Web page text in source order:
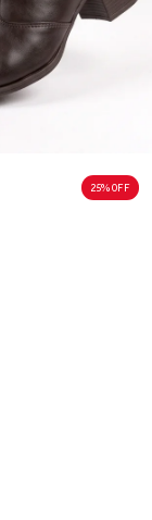
25% 0FF